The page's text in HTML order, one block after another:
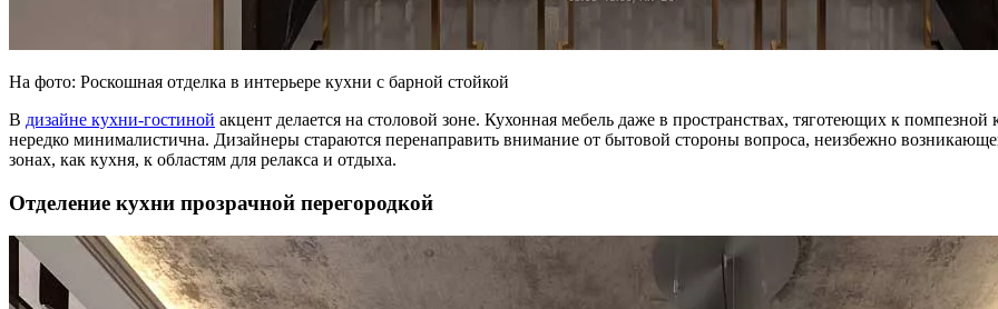
На фото: Роскошная отделка в интерьере кухни с барной стойкой
В дизайне кухни-гостиной акцент делается на столовой зоне. Кухонная мебель даже в пространствах, тяготеющих к
нередко минималистична. Дизайнеры стараются перенаправить внимание от бытовой стороны вопроса, неизбежно
зонах, как кухня, к областям для релакса и отдыха.
Отделение кухни прозрачной перегородкой